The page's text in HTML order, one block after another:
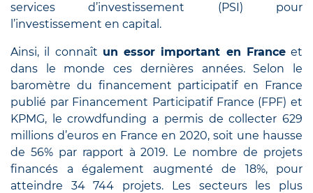
services d’investissement (PSI) pour
l’investissement en capital.
Ainsi, il connaît un essor important en Franceet
dans le monde ces dernières années. Selon le
baromètre du financement participatif en France
publié par Financement Participatif France (FPF) et
KPMG, le crowdfunding a permis de collecter 629
millions d’euros en France en 2020, soit une hausse
de 56% par rapport à 2019. Le nombre de projets
financés a également augmenté de 18%, pour
atteindre 34 744 projets. Les secteurs les plus